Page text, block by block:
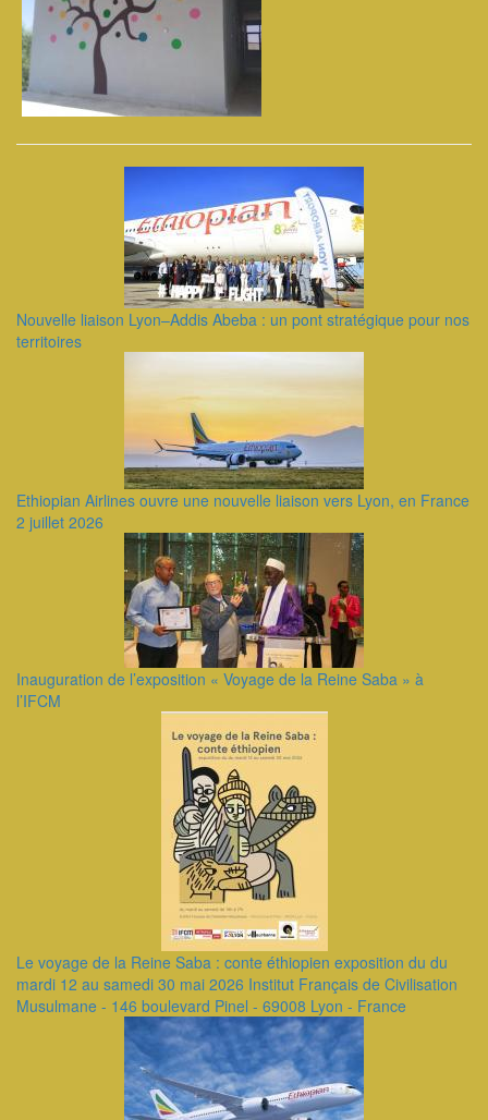
Nouvelle liaison Lyon–Addis Abeba : un pont stratégique pour nos
territoires
Ethiopian Airlines ouvre une nouvelle liaison vers Lyon, en France
2 juillet 2026
Inauguration de l’exposition « Voyage de la Reine Saba » à
l’IFCM
Le voyage de la Reine Saba : conte éthiopien exposition du du
mardi 12 au samedi 30 mai 2026 Institut Français de Civilisation
Musulmane - 146 boulevard Pinel - 69008 Lyon - France